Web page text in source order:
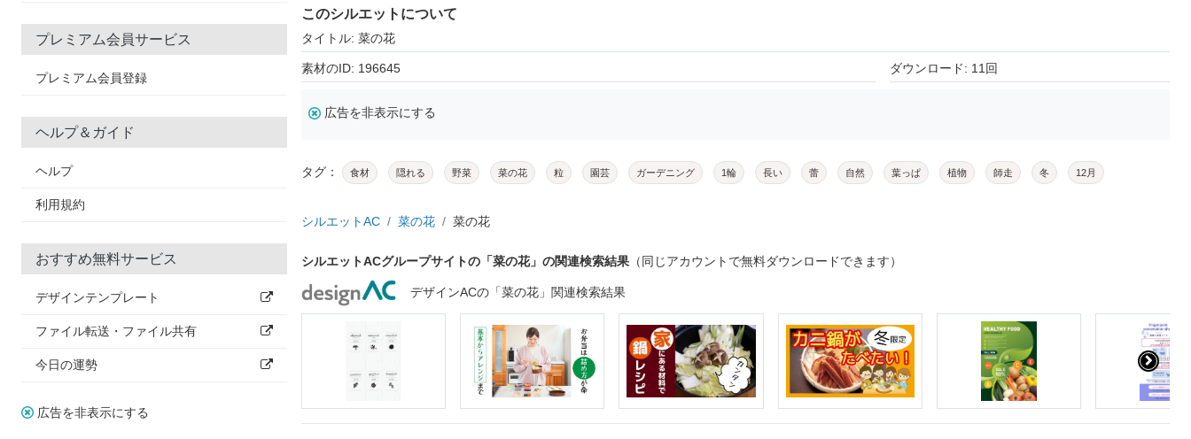
プレミアム会員サービス
プレミアム会員登録
ヘルプ＆ガイド
ヘルプ
利用規約
おすすめ無料サービス
デザインテンプレート
ファイル転送・ファイル共有
今日の運勢
広告を非表示にする
このシルエットについて
タイトル: 菜の花
素材のID: 196645 ダウンロード: 11回
広告を非表示にする
タグ： 食材 隠れる 野菜 菜の花 粒 園芸 ガーデニング 1輪 長い 蕾 自然 葉っぱ 植物 師走 冬 12月
シルエットAC 菜の花 菜の花
シルエットACグループサイトの「菜の花」の関連検索結果 （同じアカウントで無料ダウンロードできます）
デザインACの「菜の花」関連検索結果